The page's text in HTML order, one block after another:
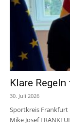
Klare
30. Juli 2026
Sportkreis
Mike Josef